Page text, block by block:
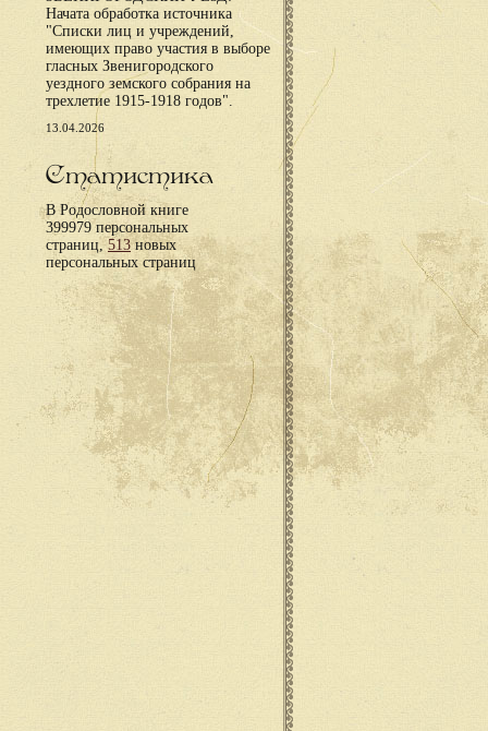
Начата обработка источника
"Списки лиц и учреждений,
имеющих право участия в выборе
гласных Звенигородского
уездного земского собрания на
трехлетие 1915-1918 годов".
13.04.2026
Статистика
В Родословной книге
399979 персональных
страниц,513новых
персональных страниц